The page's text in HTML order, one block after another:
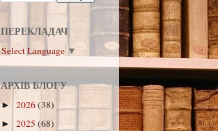
ПЕРЕКЛАДАЧ
Select Language ▼
АРХІВ БЛОГУ
► 2026(38)
► 2025 (68)